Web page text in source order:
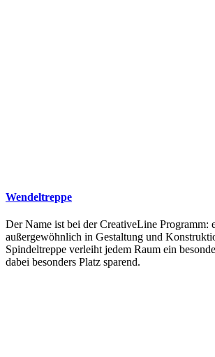
Wendeltreppe
Der Name ist bei der CreativeLine Programm:
außergewöhnlich in Gestaltung und
Spindeltreppe verleiht jedem Raum ein
dabei besonders Platz sparend.